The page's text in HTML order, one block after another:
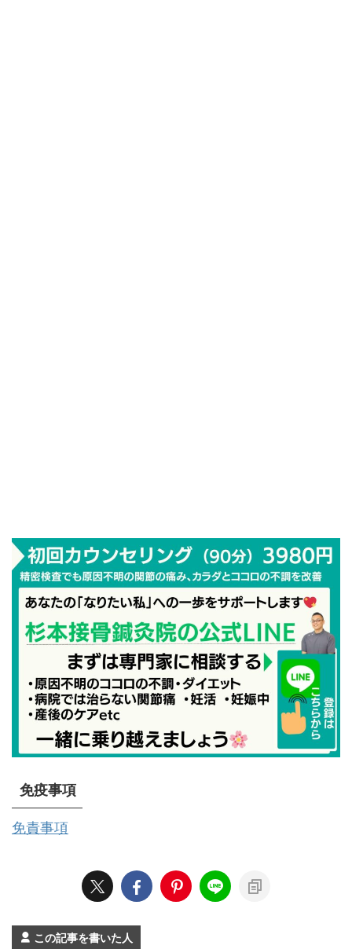
免疫事項
免責事項
この記事を書いた人